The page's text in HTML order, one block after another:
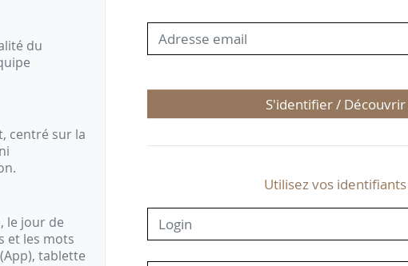
du
centré sur la
le jour de
et les mots
tablette
S'identifier / Découvrir
Utilisez vos identifiants